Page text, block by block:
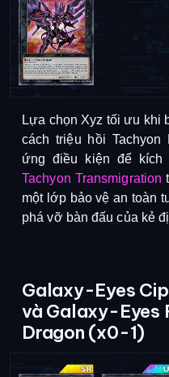
Lựa chọn Xyz tối ưu khi
cách triệu hồi
ứng điều kiện để kích
Tachyon Transmigration
một lớp bảo vệ an toàn
phá vỡ bàn đấu của kẻ
Galaxy-Eyes
và Galaxy-Eyes
Dragon (x0-1)